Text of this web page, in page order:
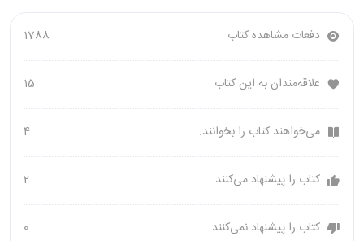
دفعات مشاهده کتاب 1788
علاقه‌مندان به این کتاب 15
می‌خواهند کتاب را بخوانند. 4
کتاب را پیشنهاد می‌کنند 2
کتاب را پیشنهاد نمی‌کنند 0